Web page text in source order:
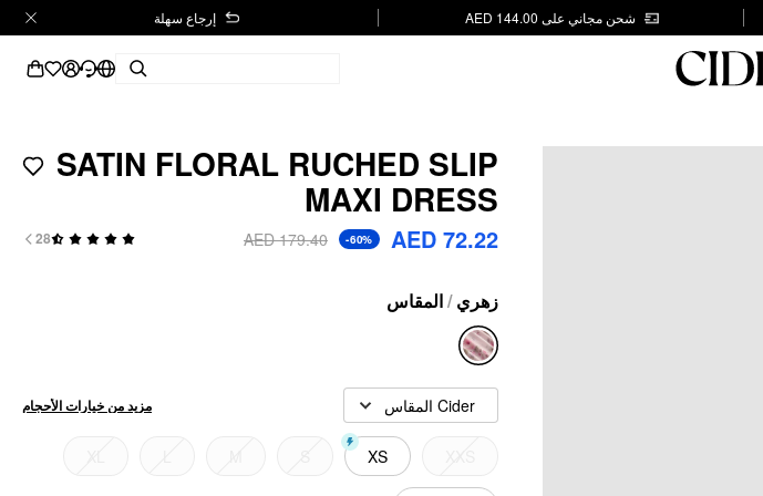
شحن مجاني على AED 144.00 إرجاع سهلة
SATIN FLORAL RUCHED SLIP
MAXI DRESS
AED 72.22
-60%
AED 179.40
28
زهري /المقاس
Cider المقاس مزيد من خيارات الأحجام
XS